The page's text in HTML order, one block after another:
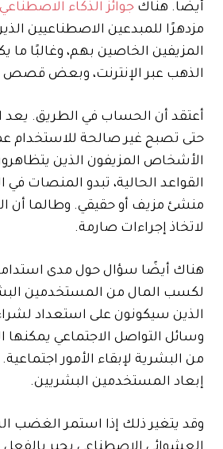
أيضا. هناك جوائز الذكاء
مزدهرًا للمبدعين الاصطناعيين
المزيفين الخاصين بهم، وغالبًا
الذهب عبر الإنترنت، وبعض قصص
أعتقد أن الحساب في الطريق. يعد
حتى تصبح غير صالحة للاستخدام
الأشخاص المزيفون الذين
القواعد الحالية، تبدو المنصات
منشئ مزيف أو حقيقي. وطالما أن
لاتخاذ إجراءات صارمة.
هناك أيضًا سؤال حول مدى استدامة
لكسب المال من المستخدمين
الذين سيكونون على استعداد لشراء
وسائل التواصل الاجتماعي يمكنها
من البشرية لإبقاء الأمور
إبعاد المستخدمين البشريين.
وقد يتغير ذلك إذا استمر الغضب